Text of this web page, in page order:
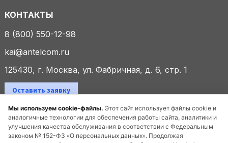
Мы используем cookie-файлы. Этот сайт использует файлы cookie и
аналогичные технологии для обеспечения работы сайта, аналитики и
улучшения качества обслуживания в соответствии с Федеральным
законом № 152-ФЗ «О персональных данных». Продолжая
КОНТАКТЫ
8 (800) 550-12-98
kai@antelcom.ru
125430, г. Москва, ул. Фабричная, д. 6, стр. 1
Оставить заявку
© 2025 ООО «Антелком». Все права защищены.